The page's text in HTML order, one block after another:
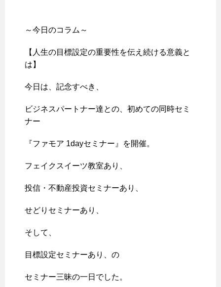
～今日のコラム～
【人生の目標設定の重要性を伝え続ける意義と
は】
今日は、記念すべき、
ビジネスパートナー達との、初めての同時セミ
ナー
『ファモア 1dayセミナー』を開催。
フェイクスイーツ教室あり、
投信・不動産投資セミナーあり、
せどりセミナーあり、
そして、
目標設定セミナーあり、の
セミナー三昧の一日でした。